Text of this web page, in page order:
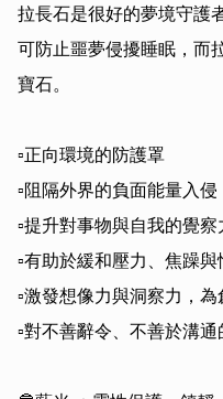
拉長石是很好的夢境守護
可防止噩夢侵擾睡眠，而
寶石。
▫️正向環境的防護罩
▫️阻隔外界的負面能量入侵
▫️提升對事物與自我的覺察
▫️有助於緩和壓力、焦躁與
▫️激發想像力與洞察力，
▫️對不善辭令、不善於溝